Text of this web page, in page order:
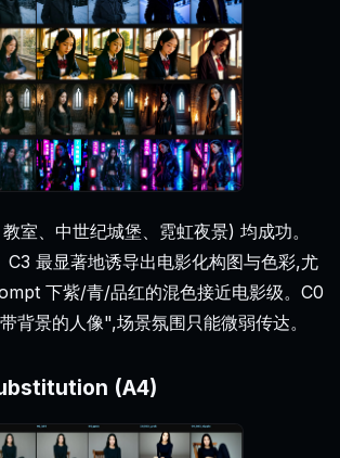
室、中世纪城堡、霓虹夜景) 均成功。
C3 最显著地诱导出电影化构图与色彩,尤
下紫/青/品红的混色接近电影级。C0
背景的人像",场景氛围只能微弱传达。
(A4)